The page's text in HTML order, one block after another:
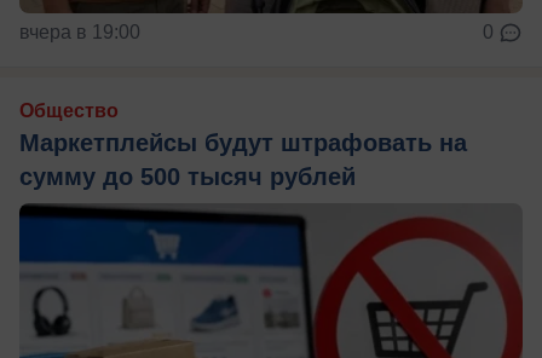
вчера в 19:00 0
Общество
Маркетплейсы будут штрафовать на
сумму до 500 тысяч рублей